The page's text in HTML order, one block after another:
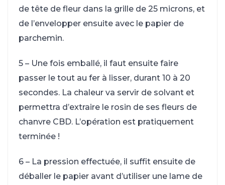
de tête de fleur dans la grille de 25 microns, et
de l’envelopper ensuite avec le papier de
parchemin.
5 – Une fois emballé, il faut ensuite faire
passer le tout au fer à lisser, durant 10 à 20
secondes. La chaleur va servir de solvant et
permettra d’extraire le rosin de ses fleurs de
chanvre CBD. L’opération est pratiquement
terminée !
6 – La pression effectuée, il suffit ensuite de
déballer le papier avant d’utiliser une lame de